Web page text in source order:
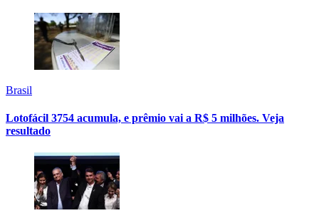
Brasil
Lotofácil 3754 acumula, e prêmio vai a R$ 5 milhões. Veja
resultado